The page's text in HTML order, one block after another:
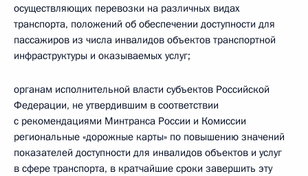
осуществляющих перевозки на различных видах
транспорта, положений об обеспечении доступности для
пассажиров из числа инвалидов объектов транспортной
инфраструктуры и оказываемых услуг;
органам исполнительной власти субъектов Российской
Федерации, не утвердившим в соответствии
с рекомендациями Минтранса России и Комиссии
региональные «дорожные карты» по повышению значений
показателей доступности для инвалидов объектов и услуг
в сфере транспорта, в кратчайшие сроки завершить эту